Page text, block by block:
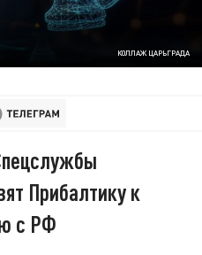
КОЛЛАЖ ЦАРЬГРАДА
Прибалтику к
с РФ